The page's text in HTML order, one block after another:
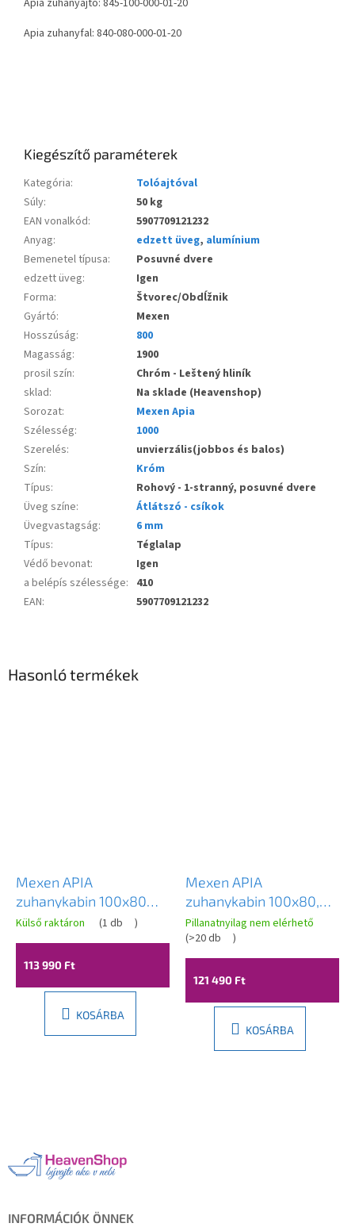
Apia zuhanyfal: 840-080-000-01-20
Kiegészítő paraméterek
Kategória:
Tolóajtóval
Súly:
50 kg
EAN vonalkód:
5907709121232
Anyag: edzett üveg, alumínium
Bemenetel típusa:
Posuvné dvere
edzett üveg:
Igen
Forma:
Štvorec/Obdĺžnik
Gyártó:
Mexen
Hosszúság:
800
Magasság:
1900
prosil szín:
Chróm - Leštený hliník
sklad:
Na sklade (Heavenshop)
Sorozat:
Mexen Apia
Szélesség:
1000
Szerelés:
unvierzális(jobbos és balos)
Szín:
Króm
Típus:
Rohový - 1-stranný, posuvné dvere
Üveg színe:
Átlátszó - csíkok
Üvegvastagság:
6 mm
Típus:
Téglalap
Védő bevonat:
Igen
a belépís szélessége: 410
EAN: 5907709121232
Hasonló termékek
Mexen APIA
zuhanykabin 100x80
cm, átlátszó / króm,
840-100-080-01-00
Külső raktáron (1 db )
113 990 Ft
KOSÁRBA
Mexen APIA
zuhanykabin 100x80,
átlátszó üveg / fekete
profil, 840-100-080-
70-00
Pillanatnyilag nem elérhető
(>20 db )
121 490 Ft
KOSÁRBA
INFORMÁCIÓK ÖNNEK